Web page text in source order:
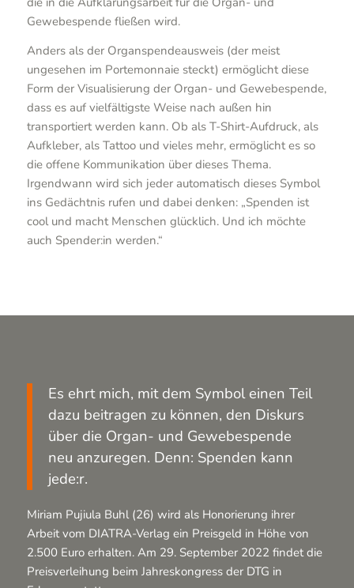
Gewebespende fließen wird.
Anders als der Organspendeausweis (der meist
ungesehen im Portemonnaie steckt) ermöglicht diese
Form der Visualisierung der Organ- und Gewebespende,
dass es auf vielfältigste Weise nach außen hin
transportiert werden kann. Ob als T-Shirt-Aufdruck, als
Aufkleber, als Tattoo und vieles mehr, ermöglicht es so
die offene Kommunikation über dieses Thema.
Irgendwann wird sich jeder automatisch dieses Symbol
ins Gedächtnis rufen und dabei denken: „Spenden ist
cool und macht Menschen glücklich. Und ich möchte
auch Spender:in werden.“
Es ehrt mich, mit dem Symbol einen Teil
dazu beitragen zu können, den Diskurs
über die Organ- und Gewebespende
neu anzuregen. Denn: Spenden kann
jede:r.
Miriam Pujiula Buhl (26) wird als Honorierung ihrer
Arbeit vom DIATRA-Verlag ein Preisgeld in Höhe von
2.500 Euro erhalten. Am 29. September 2022 findet die
Preisverleihung beim Jahreskongress der DTG in